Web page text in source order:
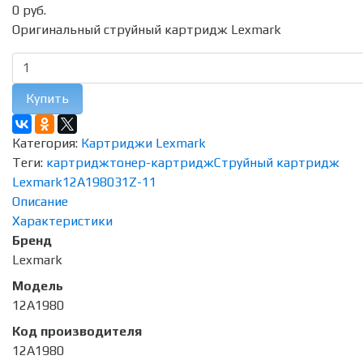
0 руб.
Оригинальный струйный картридж Lexmark
Купить
Категория: Картриджи Lexmark
Теги: картриджтонер-картриджСтруйный картридж
Lexmark12A198031Z-11
Описание
Характеристики
Бренд
Lexmark
Модель
12A1980
Код производителя
12A1980